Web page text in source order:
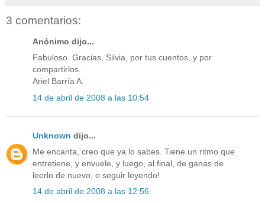
3 comentarios:
Anónimo dijo...
Fabuloso. Gracias, Silvia, por tus cuentos, y por
compartirlos.
Ariel Barría A.
14 de abril de 2008 a las 10:54
Unknown dijo...
Me encanta, creo que ya lo sabes. Tiene un ritmo que
entretiene, y envuele, y luego, al final, de ganas de
leerlo de nuevo, o seguir leyendo!
14 de abril de 2008 a las 12:56